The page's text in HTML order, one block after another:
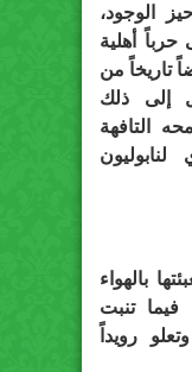
الوجود،
حرباً أهلية
تاريخاً من
إلى ذلك
التافهة
لنابوليون
بالهواء
فيما تنبت
رويداً